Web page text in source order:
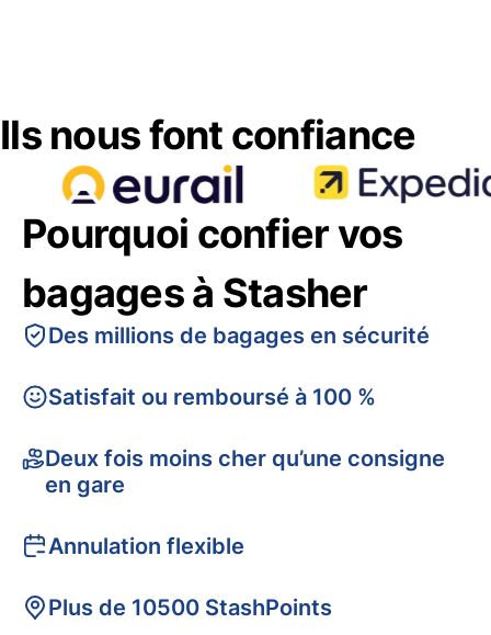
Ils nous font confiance
Pourquoi confier vos
bagages à Stasher
Des millions de bagages en sécurité
Satisfait ou remboursé à 100 %
Deux fois moins cher qu’une consigne
en gare
Annulation flexible
Plus de 10500 StashPoints